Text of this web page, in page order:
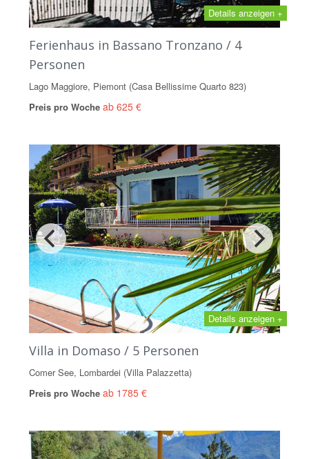
Details anzeigen +
Ferienhaus in Bassano Tronzano / 4
Personen
Lago Maggiore, Piemont (Casa Bellissime Quarto 823)
Preis pro Woche ab 625 €
Details anzeigen +
Villa in Domaso / 5 Personen
Comer See, Lombardei (Villa Palazzetta)
Preis pro Woche ab 1785 €